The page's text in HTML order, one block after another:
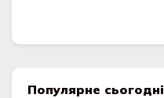
Популярне сьогодні